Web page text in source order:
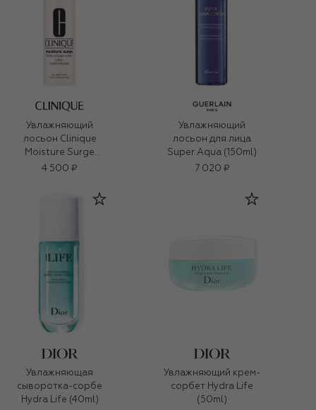
Увлажняющий
лосьон Clinique
Moisture Surge
Hydro-Infused
4 500 ₽
Увлажняющий
лосьон для лица
Super Aqua (150ml)
7 020 ₽
Увлажняющая
сыворотка-сорбе
Hydra Life (40ml)
Увлажняющий крем-
сорбет Hydra Life
(50ml)